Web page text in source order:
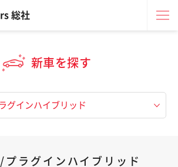
総社
新車を探す
プラグインハイブリッド